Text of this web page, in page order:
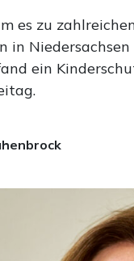
es zu
in
ein